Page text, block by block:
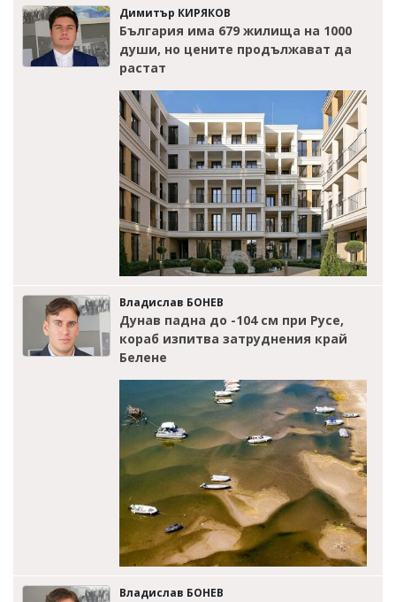
Димитър КИРЯКОВ
България има 679 жилища на 1000
души, но цените продължават да
растат
Владислав БОНЕВ
Дунав падна до -104 см при Русе,
кораб изпитва затруднения край
Белене
Владислав БОНЕВ